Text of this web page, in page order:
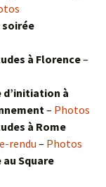
soirée
à Florence–
d’initiation à
– Photos
à Rome
rendu – Photos
au Square